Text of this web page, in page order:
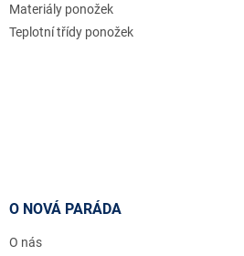
Materiály ponožek
Teplotní třídy ponožek
O NOVÁ PARÁDA
O nás